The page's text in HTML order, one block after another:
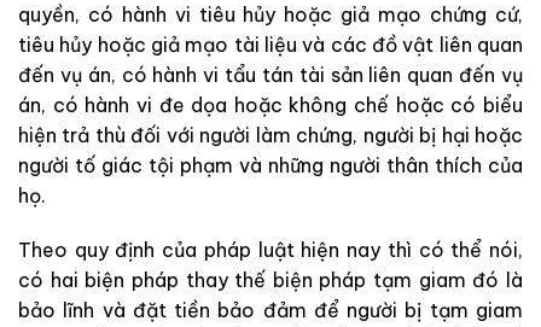
quyền, có hành vi tiêu hủy hoặc giả mạo chứng cứ,
tiêu hủy hoặc giả mạo tài liệu và các đồ vật liên quan
đến vụ án, có hành vi tẩu tán tài sản liên quan đến vụ
án, có hành vi đe dọa hoặc không chế hoặc có biểu
hiện trả thù đối với người làm chứng, người bị hại hoặc
người tố giác tội phạm và những người thân thích của
họ.
Theo quy định của pháp luật hiện nay thì có thể nói,
có hai biện pháp thay thế biện pháp tạm giam đó là
bảo lĩnh và đặt tiền bảo đảm để người bị tạm giam